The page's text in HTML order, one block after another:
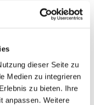
dieser Seite zu
Medien zu integrieren
zu bieten. Ihre
anpassen. Weitere